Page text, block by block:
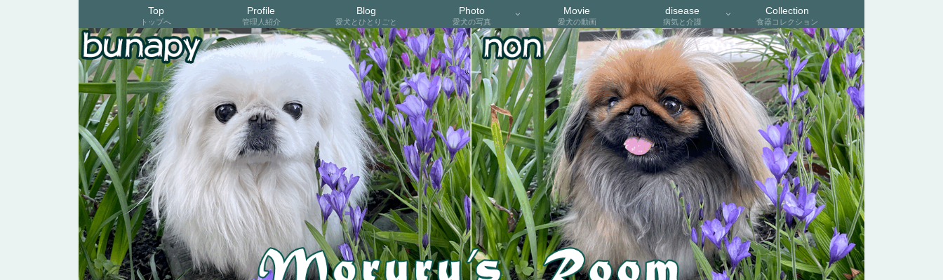
Top
トップへ
Profile
管理人紹介
Blog
愛犬とひとりごと
Photo
愛犬の写真
Movie
愛犬の動画
disease
病気と介護
Collection
食器コレクション